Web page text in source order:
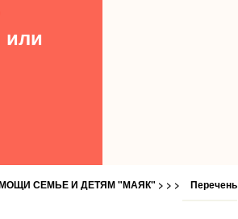
или
СЕМЬЕ И ДЕТЯМ "МАЯК" > > >
Перечень